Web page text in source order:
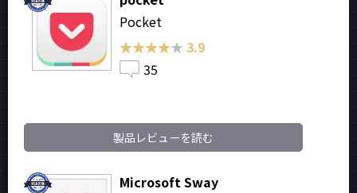
Pocket
★★★★★
★★★★★ 3.9
35
製品レビューを読む
Microsoft Sway